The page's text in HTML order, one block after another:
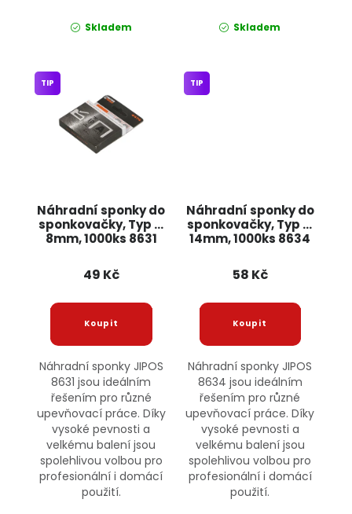
Skladem Skladem
Náhradní sponky do
sponkovačky, Typ G
8mm, 1000ks 8631
TIP
49 Kč
Náhradní sponky JIPOS
8631 jsou ideálním
řešením pro různé
upevňovací práce. Díky
vysoké pevnosti a
velkému balení jsou
spolehlivou volbou pro
profesionální i domácí
použití.
Náhradní sponky do
sponkovačky, Typ G
14mm, 1000ks 8634
TIP
58 Kč
Náhradní sponky JIPOS
8634 jsou ideálním
řešením pro různé
upevňovací práce. Díky
vysoké pevnosti a
velkému balení jsou
spolehlivou volbou pro
profesionální i domácí
použití.